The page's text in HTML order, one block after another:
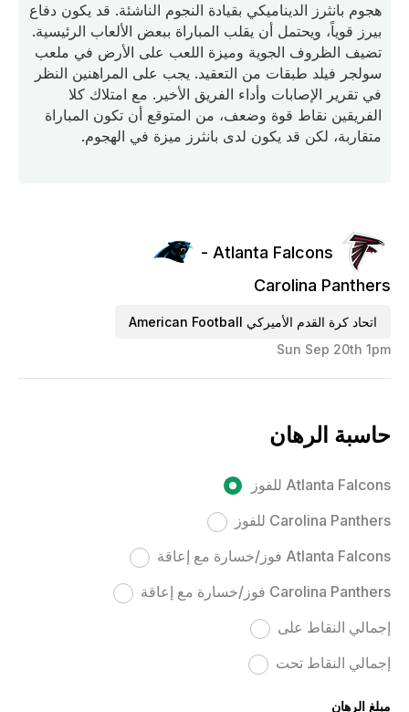
هجوم بانثرز الديناميكي بقيادة النجوم الناشئة. قد يكون دفاع
بيرز قوياً، ويحتمل أن يقلب المباراة ببعض الألعاب الرئيسية.
تضيف الظروف الجوية وميزة اللعب على الأرض في ملعب
سولجر فيلد طبقات من التعقيد. يجب على المراهنين النظر
في تقرير الإصابات وأداء الفريق الأخير. مع امتلاك كلا
الفريقين نقاط قوة وضعف، من المتوقع أن تكون المباراة
متقاربة، لكن قد يكون لدى بانثرز ميزة في الهجوم.
Atlanta Falcons -
Carolina Panthers
اتحاد كرة القدم الأميركي American Football
Sun Sep 20th 1pm
حاسبة الرهان
Atlanta Falcons للفوز
Carolina Panthers للفوز
Atlanta Falcons فوز/خسارة مع إعاقة
Carolina Panthers فوز/خسارة مع إعاقة
إجمالي النقاط على
إجمالي النقاط تحت
مبلغ الرهان